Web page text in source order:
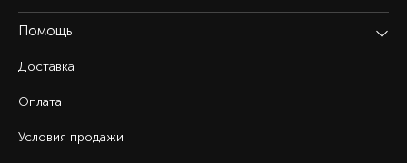
Помощь
Доставка
Оплата
Условия продажи